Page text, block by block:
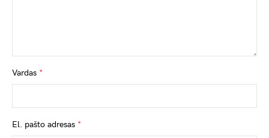
Vardas *
El. pašto adresas *